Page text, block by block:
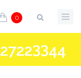
0
27223344